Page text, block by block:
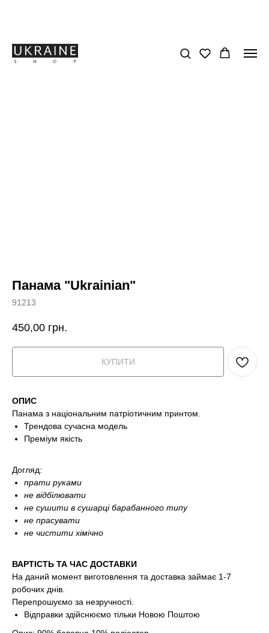
Панама "Ukrainian"
91213
450,00 грн.
КУПИТИ
ОПИС
Панама з національним патріотичним принтом.
Трендова сучасна модель
Преміум якість
Догляд:
прати руками
не відбілювати
не сушити в сушарці барабанного типу
не прасувати
не чистити хімічно
ВАРТІСТЬ ТА ЧАС ДОСТАВКИ
На даний момент виготовлення та доставка займає 1-7
робочих днів.
Перепрошуємо за незручності.
Відправки здійснюємо тільки Новою Поштою